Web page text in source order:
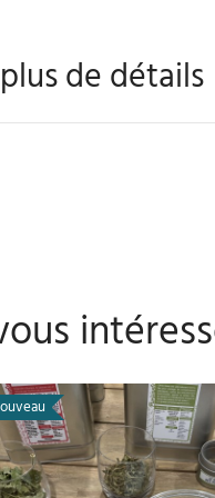
de détails